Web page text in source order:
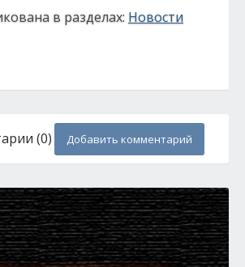
в разделах: Новости
(0) Добавить комментарий